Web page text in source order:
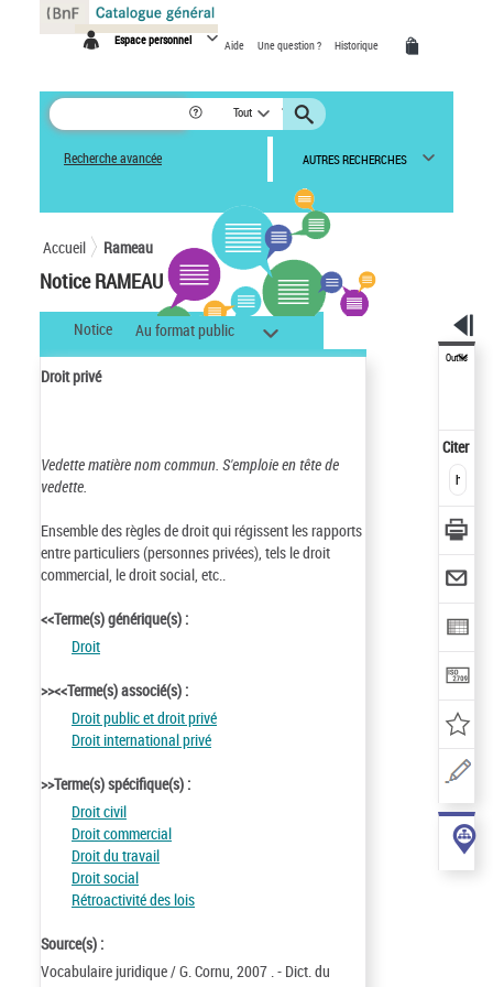
Espace personnel Aide Une question ? Historique
Tout
Recherche avancée AUTRES RECHERCHES
Accueil Rameau
Notice RAMEAU
Notice Au format public
Droit privé
Vedette matière nom commun. S'emploie en tête de
vedette.
Ensemble des règles de droit qui régissent les rapports
entre particuliers (personnes privées), tels le droit
commercial, le droit social, etc..
<<Terme(s) générique(s) :
Droit
>><<Terme(s) associé(s) :
Droit public et droit privé
Droit international privé
>>Terme(s) spécifique(s) :
Droit civil
Droit commercial
Droit du travail
Droit social
Rétroactivité des lois
Source(s) :
Vocabulaire juridique / G. Cornu, 2007 . - Dict. du
Outils
Citer
Panneau de gestion des cookies